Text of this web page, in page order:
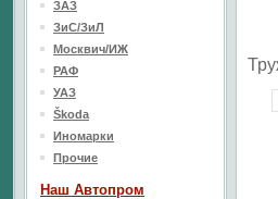
ЗАЗ
ЗиС/ЗиЛ
Москвич/ИЖ
РАФ
УАЗ
Škoda
Иномарки
Прочие
Наш Aвтопром